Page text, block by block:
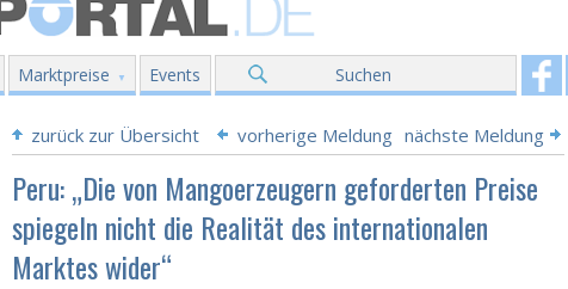
Marktpreise Events Suchen
zurück zur Übersicht vorherige Meldung nächste Meldung
Peru: „Die von Mangoerzeugern geforderten Preise
spiegeln nicht die Realität des internationalen
Marktes wider“